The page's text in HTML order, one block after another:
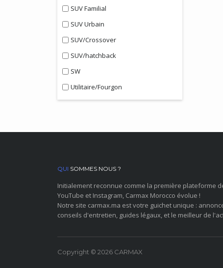
SUV Familial
SUV Urbain
SUV/Crossover
SUV/hatchback
SW
Utilitaire/Fourgon
QUI SOMMES NOUS ?
Initialement reconnue comme la première plateforme
YouTube et Instagram, Carmax Morocco évolue !
Notre site carmax.ma est votre guichet unique :
conseils d'entretien, guides légaux, et le meilleur de
Copyright © 2026 CARMAX